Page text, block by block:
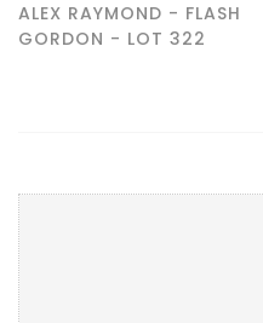
ALEX RAYMOND - FLASH
GORDON - LOT 322